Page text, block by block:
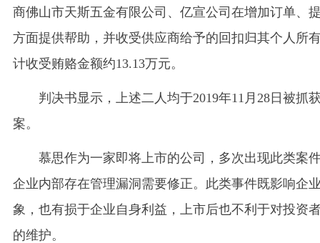
商佛山市天斯五金有限公司、亿宣公司在增加订单、
方面提供帮助，并收受供应商给予的回扣归其个人所
计收受贿赂金额约13.13万元。
判决书显示，上述二人均于2019年11月28日被抓
案。
慕思作为一家即将上市的公司，多次出现此类案
企业内部存在管理漏洞需要修正。此类事件既影响企
象，也有损于企业自身利益，上市后也不利于对投资
的维护。